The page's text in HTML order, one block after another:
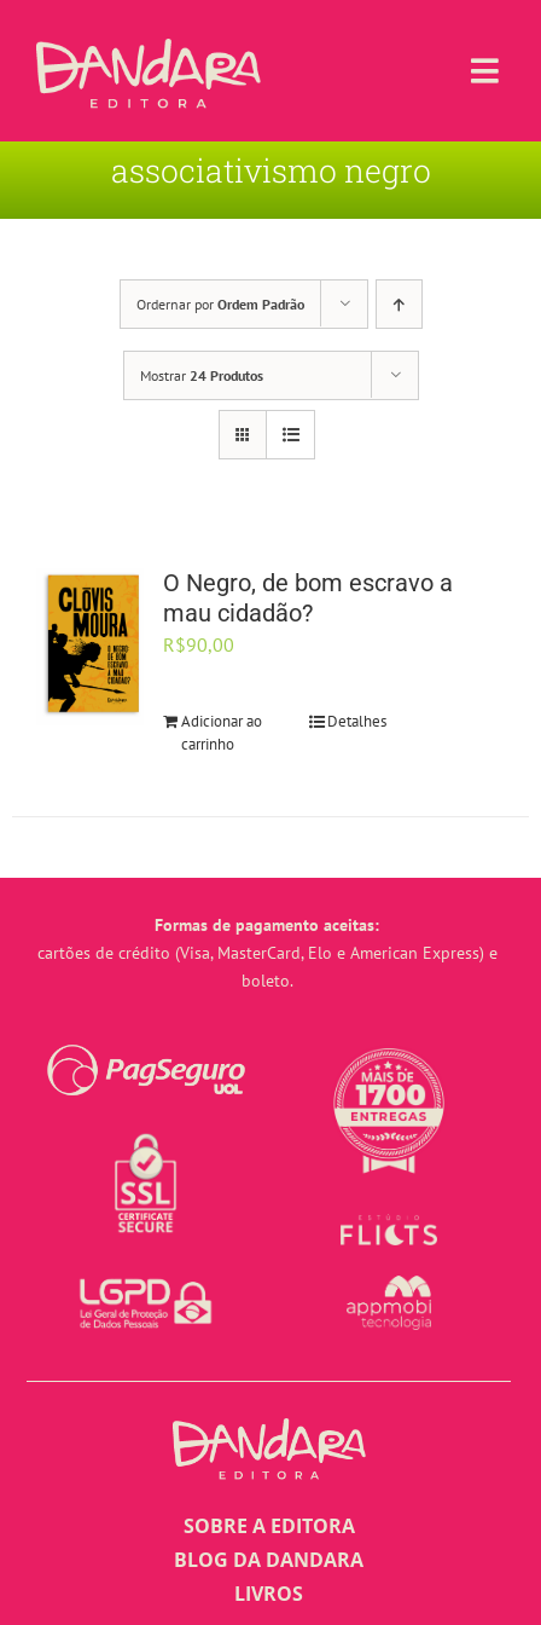
Sobre a Editora
associativismo negro
Ordernar por Ordem Padrão
Mostrar 24 Produtos
O Negro, de bom escravo a
mau cidadão?
R$90,00
Adicionar ao
carrinho
Detalhes
Formas de pagamento aceitas:
cartões de crédito (Visa, MasterCard, Elo e American Express) e
boleto.
SOBRE A EDITORA
BLOG DA DANDARA
LIVROS